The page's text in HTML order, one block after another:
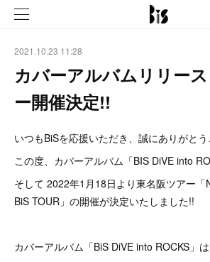
2021.10.23 11:28
カバーアルバムリリー
ー開催決定!!
いつもBiSを応援いただき、誠にありがとう
この度、カバーアルバム「BIS DiVE into
そして 2022年1月18日より東名阪ツアー「
BiS TOUR」の開催が決定いたしました!!
カバーアルバム「BiS DiVE into ROCKS」は